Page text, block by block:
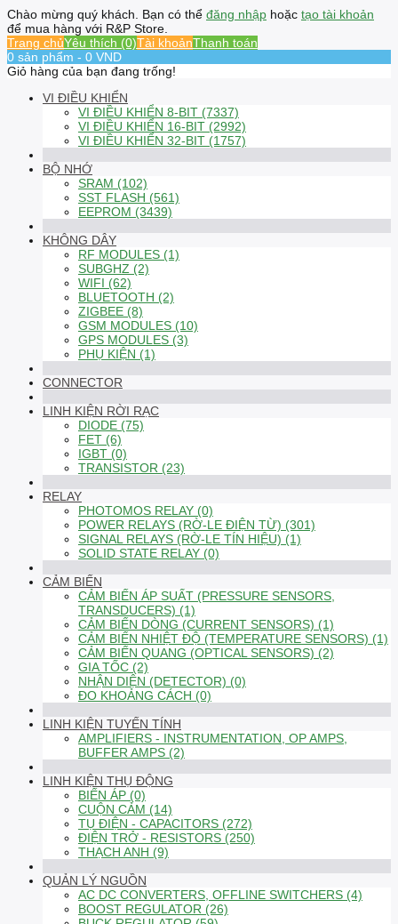
Chào mừng quý khách. Bạn có thể đăng nhập hoặc tạo tài khoản
để mua hàng với R&P Store.
Trang chủYêu thích (0)Tài khoảnThanh toán
0 sản phẩm - 0 VND
Giỏ hàng của bạn đang trống!
VI ĐIỀU KHIỂN
VI ĐIỀU KHIỂN 8-BIT (7337)
VI ĐIỀU KHIỂN 16-BIT (2992)
VI ĐIỀU KHIỂN 32-BIT (1757)
BỘ NHỚ
SRAM (102)
SST FLASH (561)
EEPROM (3439)
KHÔNG DÂY
RF MODULES (1)
SUBGHZ (2)
WIFI (62)
BLUETOOTH (2)
ZIGBEE (8)
GSM MODULES (10)
GPS MODULES (3)
PHỤ KIỆN (1)
CONNECTOR
LINH KIỆN RỜI RẠC
DIODE (75)
FET (6)
IGBT (0)
TRANSISTOR (23)
RELAY
PHOTOMOS RELAY (0)
POWER RELAYS (RỜ-LE ĐIỆN TỪ) (301)
SIGNAL RELAYS (RỜ-LE TÍN HIỆU) (1)
SOLID STATE RELAY (0)
CẢM BIẾN
CẢM BIẾN ÁP SUẤT (PRESSURE SENSORS,
TRANSDUCERS) (1)
CẢM BIẾN DÒNG (CURRENT SENSORS) (1)
CẢM BIẾN NHIỆT ĐỘ (TEMPERATURE SENSORS) (1)
CẢM BIẾN QUANG (OPTICAL SENSORS) (2)
GIA TỐC (2)
NHẬN DIỆN (DETECTOR) (0)
ĐO KHOẢNG CÁCH (0)
LINH KIỆN TUYẾN TÍNH
AMPLIFIERS - INSTRUMENTATION, OP AMPS,
BUFFER AMPS (2)
LINH KIỆN THỤ ĐỘNG
BIẾN ÁP (0)
CUỘN CẢM (14)
TỤ ĐIỆN - CAPACITORS (272)
ĐIỆN TRỞ - RESISTORS (250)
THẠCH ANH (9)
QUẢN LÝ NGUỒN
AC DC CONVERTERS, OFFLINE SWITCHERS (4)
BOOST REGULATOR (26)